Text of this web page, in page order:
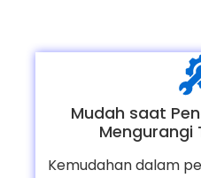
Mudah saat
Mengurangi
Kemudahan dalam